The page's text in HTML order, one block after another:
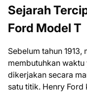
Sejarah
Ford Model T
Sebelum tahun
membutuhkan
dikerjakan secara
satu titik. Henry